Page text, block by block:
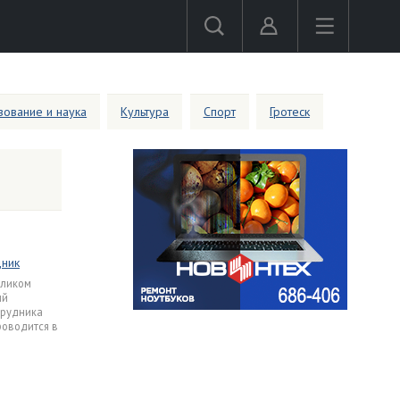
и наука Культура Спорт Гротеск
в